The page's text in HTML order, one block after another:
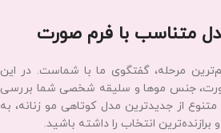
آیا شما یک خانم شاغل و پرمشغله هستید
دارد؟ یا فردی که عاشق استایل‌های فشن
تا همیشه بدون زحمت زیاد، آراسته به نظر